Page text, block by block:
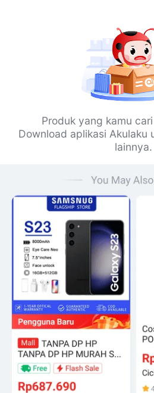
Produk yang kamu
Download aplikasi Akulaku
lainnya.